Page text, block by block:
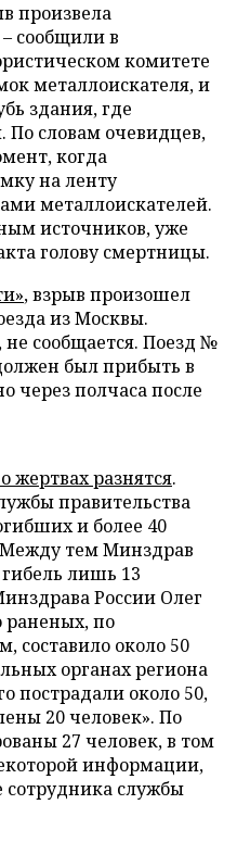
произвела
сообщили в
комитете
металлоискателя, и
здания, где
По словам очевидцев,
когда
на ленту
металлоискателей.
источников, уже
голову смертницы.
, взрыв произошел
из Москвы.
не сообщается. Поезд №
был прибыть в
через полчаса после
жертвах разнятся.
правительства
и более 40
тем Минздрав
лишь 13
России Олег
раненых, по
около 50
органах региона
пострадали около 50,
20 человек». По
27 человек, в том
информации,
службы